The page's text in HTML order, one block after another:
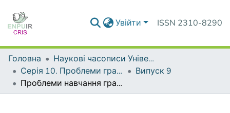
Увійти ISSN 2310-8290
Головна
Наукові часописи Університету
Серія 10. Проблеми граматики і лексикології української мови
Випуск 9
Проблеми навчання граматики української мови у контексті методичної спадщини А. П. Медушевського